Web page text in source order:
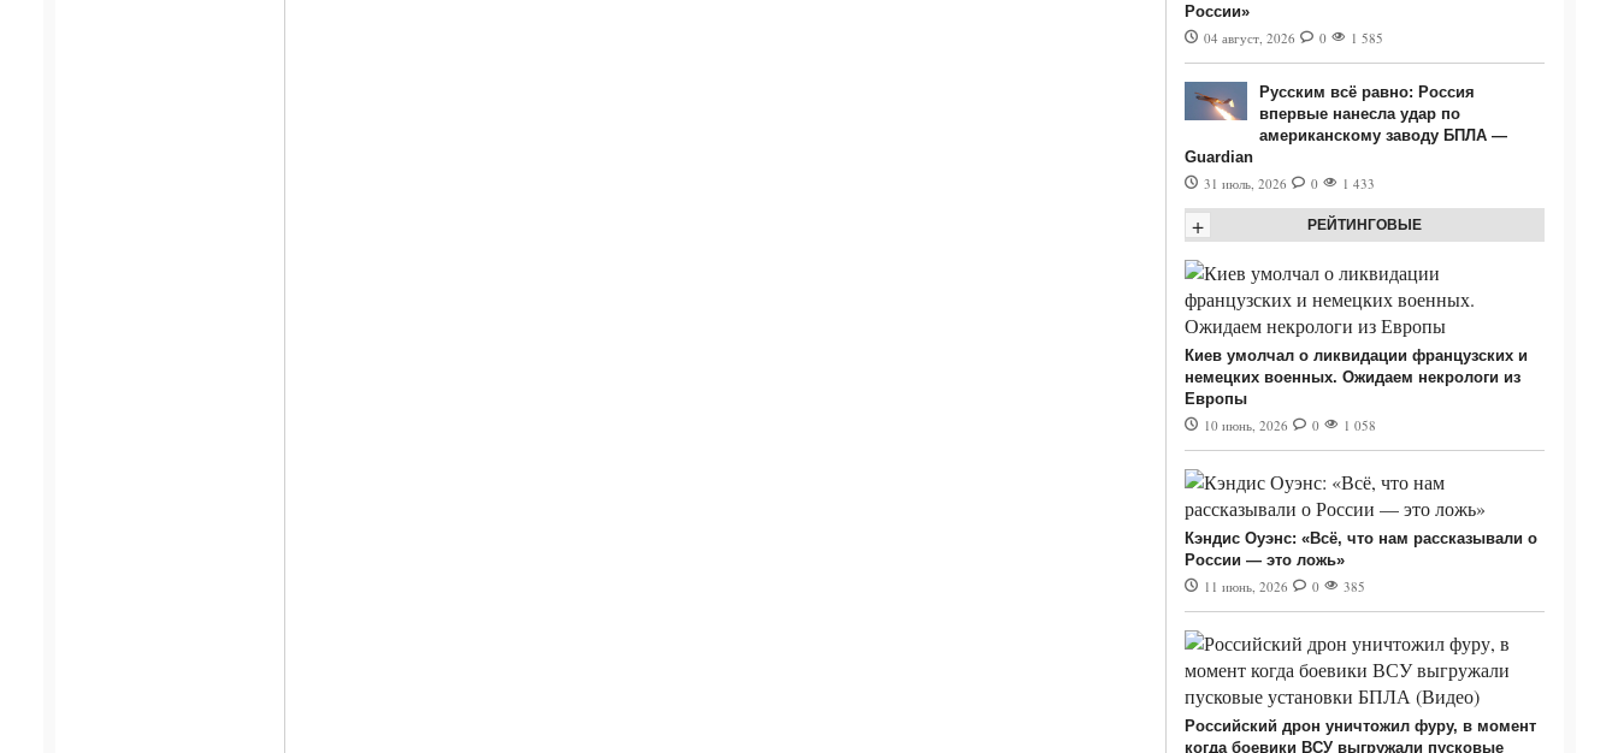
России»
04 август, 2026
0 1 585
Русским всё равно: Россия
впервые нанесла удар по
американскому заводу БПЛА —
Guardian
31 июль, 2026
0 1 433
РЕЙТИНГОВЫЕ
+
Киев умолчал о ликвидации французских и
немецких военных. Ожидаем некрологи из
Европы
10 июнь, 2026
0 1 058
Кэндис Оуэнс: «Всё, что нам рассказывали о
России — это ложь»
11 июнь, 2026
0 385
Российский дрон уничтожил фуру, в момент
когда боевики ВСУ выгружали пусковые